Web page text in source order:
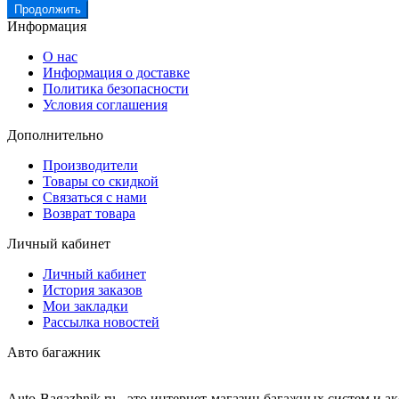
Продолжить
Информация
О нас
Информация о доставке
Политика безопасности
Условия соглашения
Дополнительно
Производители
Товары со скидкой
Связаться с нами
Возврат товара
Личный кабинет
Личный кабинет
История заказов
Мои закладки
Рассылка новостей
Авто багажник